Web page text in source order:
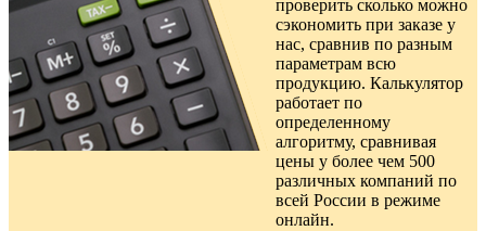
проверить сколько можно
сэкономить при заказе у
нас, сравнив по разным
параметрам всю
продукцию. Калькулятор
работает по
определенному
алгоритму, сравнивая
цены у более чем 500
различных компаний по
всей России в режиме
онлайн.